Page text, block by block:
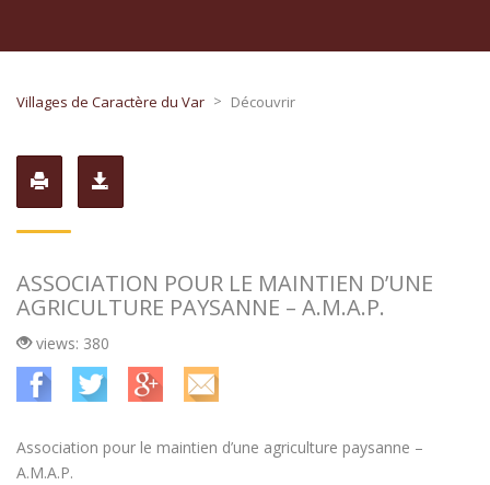
Villages de Caractère du Var > Découvrir
ASSOCIATION POUR LE MAINTIEN D’UNE
AGRICULTURE PAYSANNE – A.M.A.P.
views: 380
Association pour le maintien d’une agriculture paysanne –
A.M.A.P.